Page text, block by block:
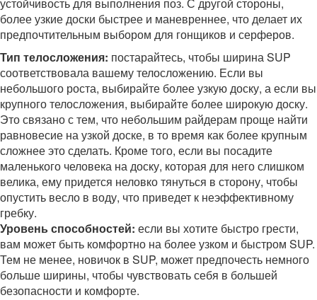
устойчивость для выполнения поз. С другой стороны,
более узкие доски быстрее и маневреннее, что делает их
предпочтительным выбором для гонщиков и серферов.
Тип телосложения: постарайтесь, чтобы ширина SUP
соответствовала вашему телосложению. Если вы
небольшого роста, выбирайте более узкую доску, а если вы
крупного телосложения, выбирайте более широкую доску.
Это связано с тем, что небольшим райдерам проще найти
равновесие на узкой доске, в то время как более крупным
сложнее это сделать. Кроме того, если вы посадите
маленького человека на доску, которая для него слишком
велика, ему придется неловко тянуться в сторону, чтобы
опустить весло в воду, что приведет к неэффективному
гребку.
Уровень способностей: если вы хотите быстро грести,
вам может быть комфортно на более узком и быстром SUP.
Тем не менее, новичок в SUP, может предпочесть немного
больше ширины, чтобы чувствовать себя в большей
безопасности и комфорте.